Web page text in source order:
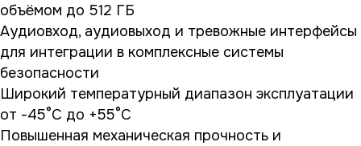
объёмом до 512 ГБ
Аудиовход, аудиовыход и тревожные интерфейсы
для интеграции в комплексные системы
безопасности
Широкий температурный диапазон эксплуатации
от -45°C до +55°C
Повышенная механическая прочность и